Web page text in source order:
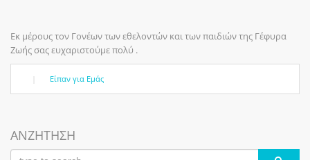
Εκ μέρους τον Γονέων των εθελοντών και των παιδιών της Γέφυρα
Ζωής σας ευχαριστούμε πολύ .
Είπαν για Εμάς
ΑΝΖΗΤΗΣΗ